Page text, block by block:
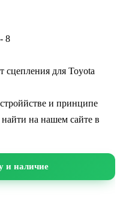
8
сцепления для Toyota
и принципе
на нашем сайте в
и наличие